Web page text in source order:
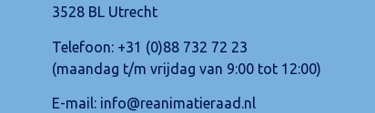
3528 BL Utrecht
Telefoon: +31 (0)88 732 72 23
(maandag t/m vrijdag van 9:00 tot 12:00)
E-mail: info@reanimatieraad.nl